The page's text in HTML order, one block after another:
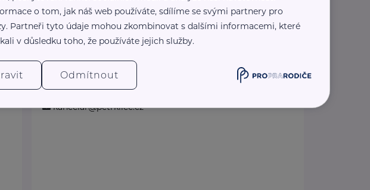
Komunitní centrum Petrklíč, z.s.
patřícím do cílové skupiny takovou péči, pomoc a ...
kancelar@petrklice.cz
o tom, jak náš web používáte, sdílíme se svými partnery pro
Partneři tyto údaje mohou zkombinovat s dalšími informacemi, které
v důsledku toho, že používáte jejich služby.
Odmítnout